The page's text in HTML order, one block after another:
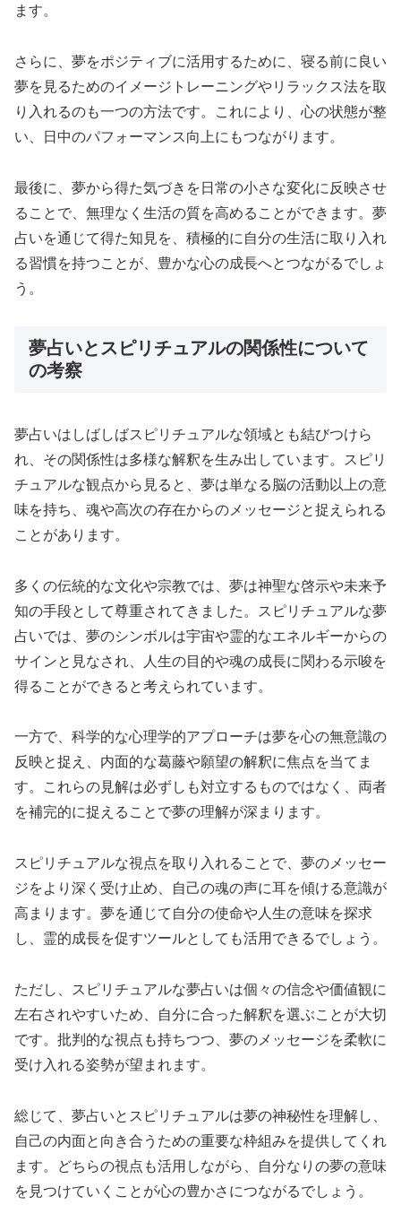
ます。
さらに、夢をポジティブに活用するために、寝る前に良い
夢を見るためのイメージトレーニングやリラックス法を取
り入れるのも一つの方法です。これにより、心の状態が整
い、日中のパフォーマンス向上にもつながります。
最後に、夢から得た気づきを日常の小さな変化に反映させ
ることで、無理なく生活の質を高めることができます。夢
占いを通じて得た知見を、積極的に自分の生活に取り入れ
る習慣を持つことが、豊かな心の成長へとつながるでしょ
う。
夢占いとスピリチュアルの関係性について
の考察
夢占いはしばしばスピリチュアルな領域とも結びつけら
れ、その関係性は多様な解釈を生み出しています。スピリ
チュアルな観点から見ると、夢は単なる脳の活動以上の意
味を持ち、魂や高次の存在からのメッセージと捉えられる
ことがあります。
多くの伝統的な文化や宗教では、夢は神聖な啓示や未来予
知の手段として尊重されてきました。スピリチュアルな夢
占いでは、夢のシンボルは宇宙や霊的なエネルギーからの
サインと見なされ、人生の目的や魂の成長に関わる示唆を
得ることができると考えられています。
一方で、科学的な心理学的アプローチは夢を心の無意識の
反映と捉え、内面的な葛藤や願望の解釈に焦点を当てま
す。これらの見解は必ずしも対立するものではなく、両者
を補完的に捉えることで夢の理解が深まります。
スピリチュアルな視点を取り入れることで、夢のメッセー
ジをより深く受け止め、自己の魂の声に耳を傾ける意識が
高まります。夢を通じて自分の使命や人生の意味を探求
し、霊的成長を促すツールとしても活用できるでしょう。
ただし、スピリチュアルな夢占いは個々の信念や価値観に
左右されやすいため、自分に合った解釈を選ぶことが大切
です。批判的な視点も持ちつつ、夢のメッセージを柔軟に
受け入れる姿勢が望まれます。
総じて、夢占いとスピリチュアルは夢の神秘性を理解し、
自己の内面と向き合うための重要な枠組みを提供してくれ
ます。どちらの視点も活用しながら、自分なりの夢の意味
を見つけていくことが心の豊かさにつながるでしょう。